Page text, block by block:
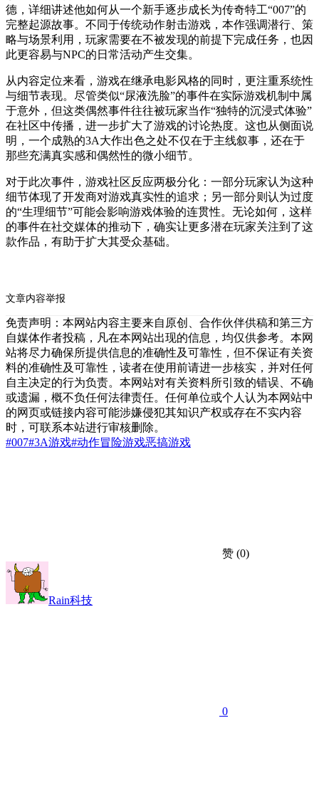
德，详细讲述他如何从一个新手逐步成长为传奇特工“007”的
完整起源故事。不同于传统动作射击游戏，本作强调潜行、策
略与场景利用，玩家需要在不被发现的前提下完成任务，也因
此更容易与NPC的日常活动产生交集。
从内容定位来看，游戏在继承电影风格的同时，更注重系统性
与细节表现。尽管类似“尿液洗脸”的事件在实际游戏机制中属
于意外，但这类偶然事件往往被玩家当作“独特的沉浸式体验”
在社区中传播，进一步扩大了游戏的讨论热度。这也从侧面说
明，一个成熟的3A大作出色之处不仅在于主线叙事，还在于
那些充满真实感和偶然性的微小细节。
对于此次事件，游戏社区反应两极分化：一部分玩家认为这种
细节体现了开发商对游戏真实性的追求；另一部分则认为过度
的“生理细节”可能会影响游戏体验的连贯性。无论如何，这样
的事件在社交媒体的推动下，确实让更多潜在玩家关注到了这
款作品，有助于扩大其受众基础。
文章内容举报
免责声明：本网站内容主要来自原创、合作伙伴供稿和第三方
自媒体作者投稿，凡在本网站出现的信息，均仅供参考。本网
站将尽力确保所提供信息的准确性及可靠性，但不保证有关资
料的准确性及可靠性，读者在使用前请进一步核实，并对任何
自主决定的行为负责。本网站对有关资料所引致的错误、不确
或遗漏，概不负任何法律责任。任何单位或个人认为本网站中
的网页或链接内容可能涉嫌侵犯其知识产权或存在不实内容
时，可联系本站进行审核删除。
#007#3A游戏#动作冒险游戏恶搞游戏
赞 (0)
Rain科技
0